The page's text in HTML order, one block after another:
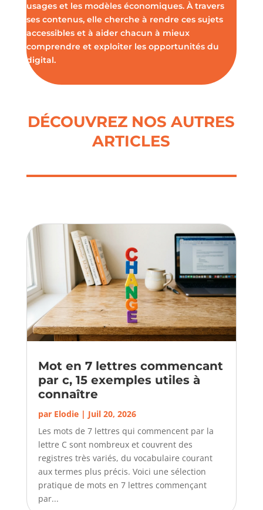
usages et les modèles économiques. À travers
ses contenus, elle cherche à rendre ces sujets
accessibles et à aider chacun à mieux
comprendre et exploiter les opportunités du
digital.
DÉCOUVREZ NOS AUTRES
ARTICLES
Mot en 7 lettres commencant
par c, 15 exemples utiles à
connaître
par Elodie| Juil 20, 2026
Les mots de 7 lettres qui commencent par la
lettre C sont nombreux et couvrent des
registres très variés, du vocabulaire courant
aux termes plus précis. Voici une sélection
pratique de mots en 7 lettres commençant
par...